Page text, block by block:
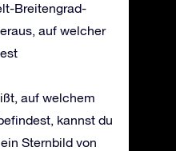
Breitengrad-
auf welcher
auf welchem
kannst du
Sternbild von